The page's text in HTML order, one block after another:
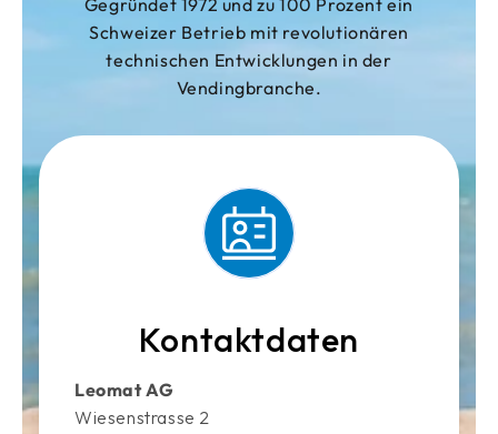
Gegründet 1972 und zu 100 Prozent ein
Schweizer Betrieb mit revolutionären
technischen Entwicklungen in der
Vendingbranche.
Kontaktdaten
Leomat AG
Wiesenstrasse 2